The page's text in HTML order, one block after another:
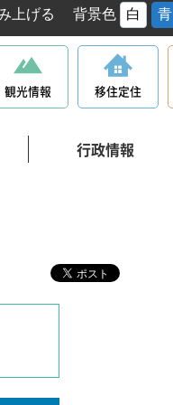
上げる 背景色 白 青
観光情報 移住定住
行政情報